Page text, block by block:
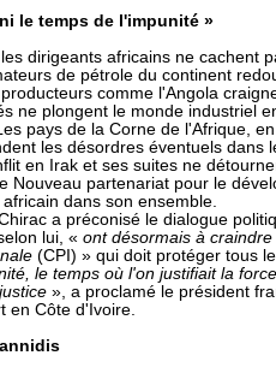
le temps de l'impunité »
dirigeants africains ne cachent
de pétrole du continent
comme l'Angola
ne plongent le monde industriel
pays de la Corne de l'Afrique,
les désordres éventuels dans
en Irak et ses suites ne
Nouveau partenariat pour le
dans son ensemble.
a préconisé le dialogue
lui, « ont désormais à
(CPI) » qui doit protéger tous
le temps où l'on justifiait la
», a proclamé le président
en Côte d'Ivoire.